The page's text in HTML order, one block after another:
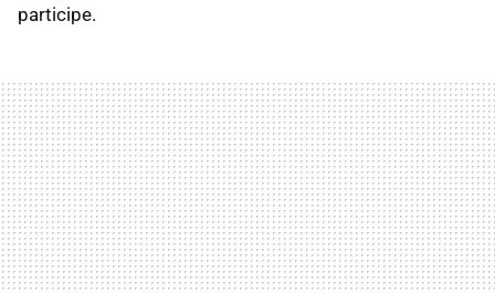
participe.